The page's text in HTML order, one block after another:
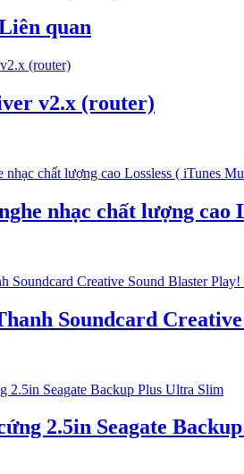
quan
v2.x (router)
nhạc chất lượng cao
Soundcard
2.5in Seagate